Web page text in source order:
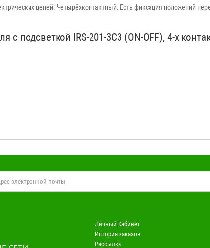
цепей. Четырёхконтактный. Есть фиксация положений
с подсветкой IRS-201-3C3 (ON-OFF), 4-х
Личный Кабинет
История заказов
Рассылка